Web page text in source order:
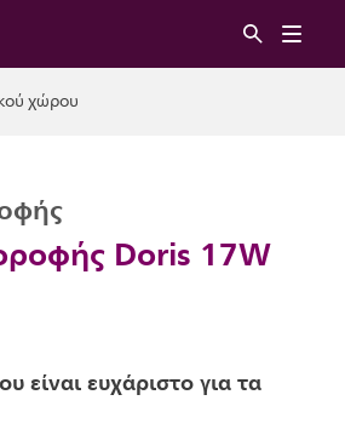
χώρου
Doris 17W
είναι ευχάριστο για τα